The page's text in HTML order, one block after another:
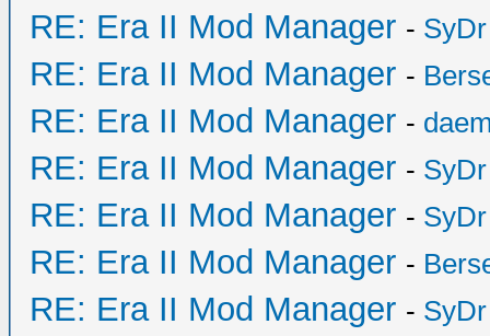
RE: Era II Mod Manager - SyDr
RE: Era II Mod Manager -
RE: Era II Mod Manager -
RE: Era II Mod Manager - SyDr
RE: Era II Mod Manager - SyDr
RE: Era II Mod Manager -
RE: Era II Mod Manager - SyDr